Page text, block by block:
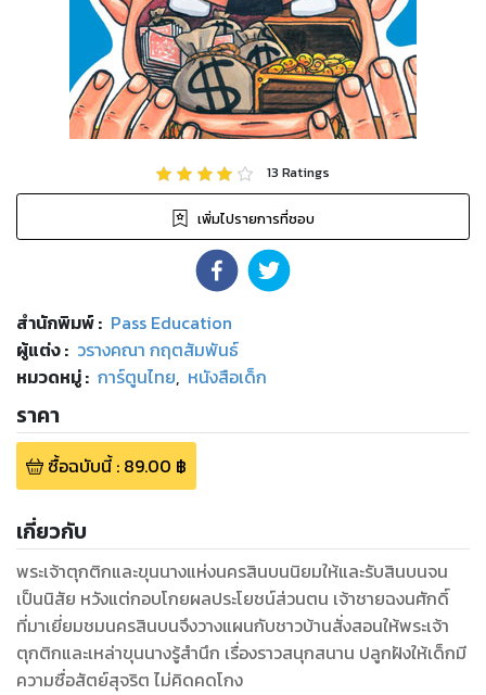
13 Ratings
เพิ่มไปรายการที่ชอบ
สำนักพิมพ์: Pass Education
ผู้แต่ง : วรางคณา กฤตสัมพันธ์
หมวดหมู่: การ์ตูนไทย, หนังสือเด็ก
ราคา
ซื้อฉบับนี้: 89.00 ฿
เกี่ยวกับ
พระเจ้าตุกติกและขุนนางแห่งนครสินบนนิยมให้และรับสินบนจน
เป็นนิสัย หวังแต่กอบโกยผลประโยชน์ส่วนตน เจ้าชายฉงนศักดิ์
ที่มาเยี่ยมชมนครสินบนจึงวางแผนกับชาวบ้านสั่งสอนให้พระเจ้า
ตุกติกและเหล่าขุนนางรู้สำนึก เรื่องราวสนุกสนาน ปลูกฝังให้เด็กมี
ความซื่อสัตย์สุจริต ไม่คิดคดโกง